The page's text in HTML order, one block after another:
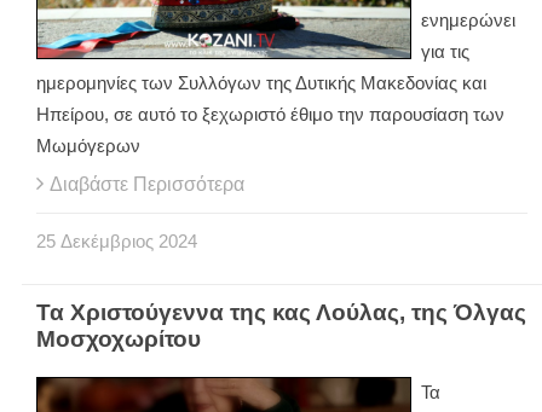
ενημερώνει
για τις
ημερομηνίες των Συλλόγων της Δυτικής Μακεδονίας και
Ηπείρου, σε αυτό το ξεχωριστό έθιμο την παρουσίαση των
Μωμόγερων
Διαβάστε Περισσότερα
25 Δεκέμβριος 2024
Τα Χριστούγεννα της κας Λούλας, της Όλγας
Μοσχοχωρίτου
Τα